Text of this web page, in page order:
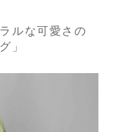
ルな可愛さの
」